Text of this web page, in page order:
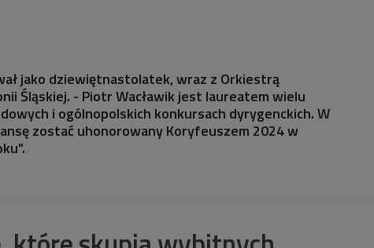
jako dziewiętnastolatek, wraz z Orkiestrą
Śląskiej. - Piotr Wacławik jest laureatem wielu
i ogólnopolskich konkursach dyrygenckich. W
zostać uhonorowany Koryfeuszem 2024 w